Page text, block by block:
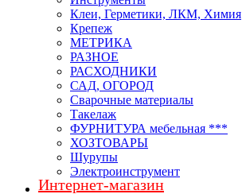
Клеи, Герметики, ЛКМ, Химия
Крепеж
МЕТРИКА
РАЗНОЕ
РАСХОДНИКИ
САД, ОГОРОД
Сварочные материалы
Такелаж
ФУРНИТУРА мебельная ***
ХОЗТОВАРЫ
Шурупы
Электроинструмент
Интернет-магазин